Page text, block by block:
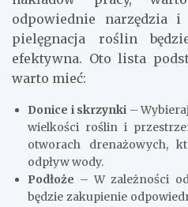
odpowiednie narzędzia
pielęgnacja roślin
efektywna. Oto lista
warto mieć:
Donice i skrzynki –
wielkości roślin i
otworach drenażowych,
odpływ wody.
Podłoże – W zależności
będzie zakupienie